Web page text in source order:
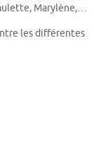
Marylène,…
les différentes